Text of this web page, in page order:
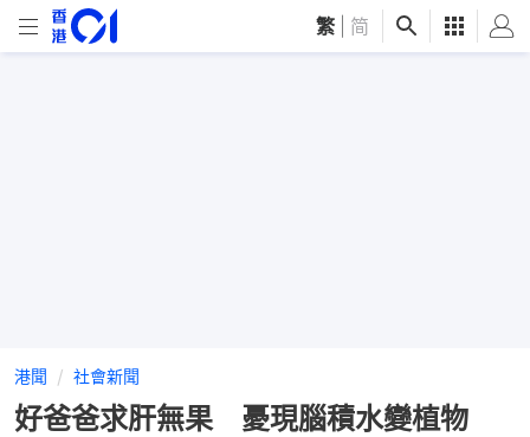
繁 简
港聞 社會新聞
好爸爸求肝無果 憂現腦積水變植物